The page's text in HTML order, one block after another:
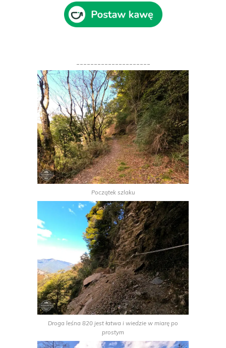
---------------------
Początek szlaku
Droga leśna 820 jest łatwa i wiedzie w miarę po
prostym